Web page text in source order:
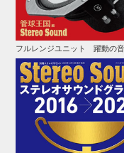
フルレンジユニット 躍動の音